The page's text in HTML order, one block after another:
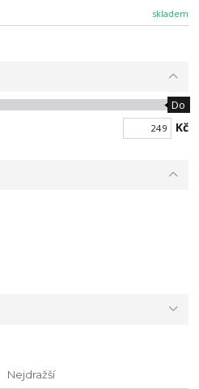
skladem
Do
Kč
Nejdražší